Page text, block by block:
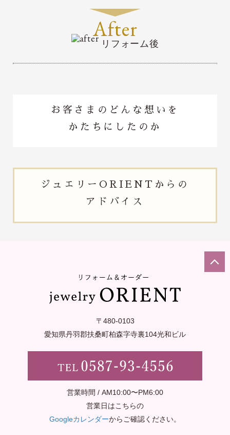
After
リフォーム後
お客さまのどんな想いを
かたちにしたのか
ジュエリー ORIENTからの
アドバイス
〒480-0103
愛知県丹羽郡扶桑町柏森字寺裏104光和ビル
営業時間 / AM10:00〜PM6:00
営業日はこちらの
Googleカレンダーからご確認ください。